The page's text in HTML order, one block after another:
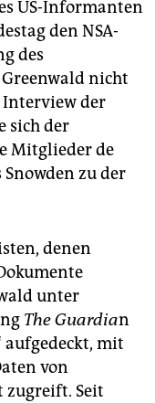
US-Informanten
den NSA-
des
nicht
der
sich der
Mitglieder de
Snowden zu der
denen
unter
The Guardian
aufgedeckt, mit
von
zugreift. Seit